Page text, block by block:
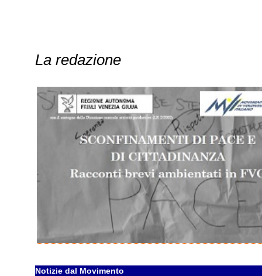
La redazione
Notizie dal Movimento